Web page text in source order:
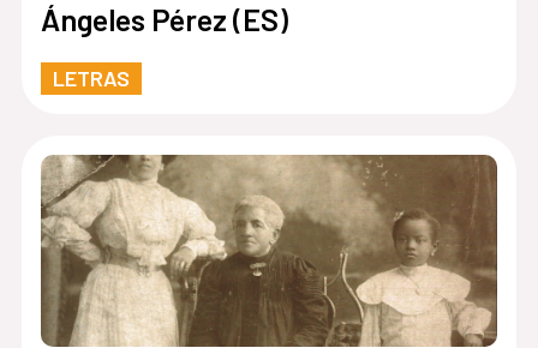
Ángeles Pérez (ES)
LETRAS